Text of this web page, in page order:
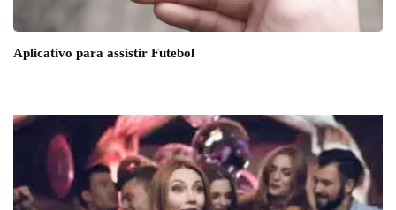
Aplicativo para assistir Futebol